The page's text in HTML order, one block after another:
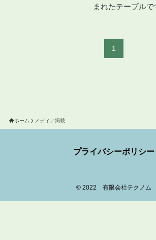
まれたテーブルで
1
ホーム メディア掲載
プライバシーポリシー
© 2022 有限会社テクノム